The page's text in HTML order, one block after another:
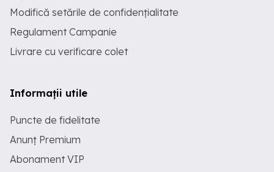
Modifică setările de confidențialitate
Regulament Campanie
Livrare cu verificare colet
Informații utile
Puncte de fidelitate
Anunț Premium
Abonament VIP